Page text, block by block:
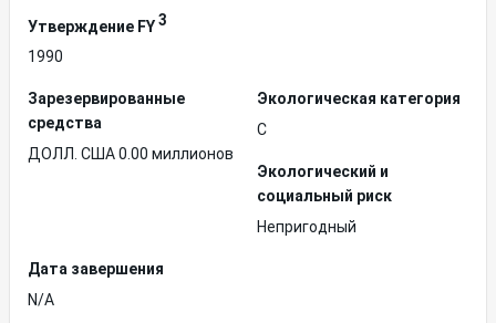
Утверждение FY3
1990
Зарезервированные
средства
ДОЛЛ. США 0.00 миллионов
Экологическая категория
C
Экологический и
социальный риск
Непригодный
Дата завершения
N/A